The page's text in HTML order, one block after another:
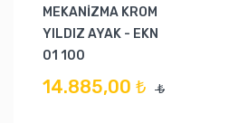
MEKANİZMA KROM
YILDIZ AYAK - EKN
01 100
14.885,00 ₺ ₺